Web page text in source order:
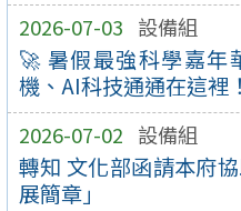
2026-07-03 設備組
🚀 暑假最強科學嘉年
機、AI科技通通在這裡！
2026-07-02 設備組
轉知 文化部函請本府
展簡章」